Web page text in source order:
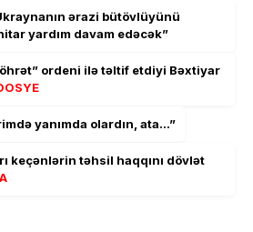
ərazi bütövlüyünü
yardım davam edəcək”
ordeni ilə təltif etdiyi Bəxtiyar
yanımda olardın, ata…”
keçənlərin təhsil haqqını dövlət